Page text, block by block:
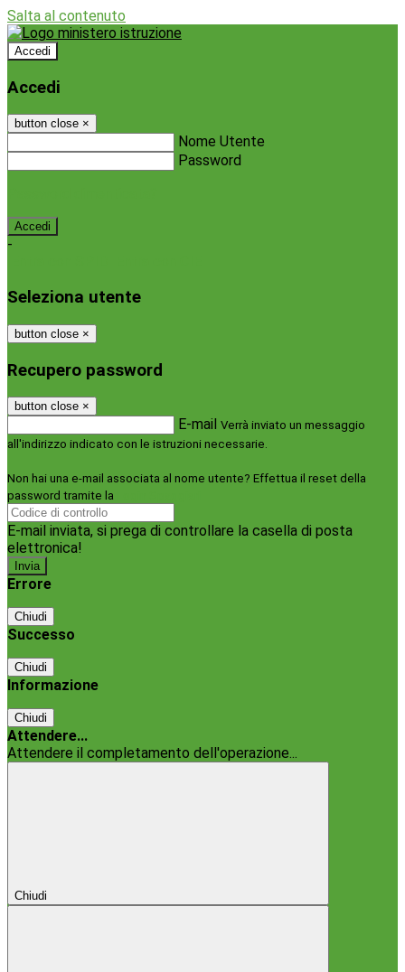
Salta al contenuto
Accedi
Accedi
button close ×
Nome Utente
Password
-
Seleziona utente
button close ×
Recupero password
button close ×
E-mail Verrà inviato un messaggio
all'indirizzo indicato con le istruzioni necessarie.
Non hai una e-mail associata al nome utente? Effettua il reset della
password tramite la
E-mail inviata, si prega di controllare la casella di posta
elettronica!
Errore
Chiudi
Successo
Chiudi
Informazione
Chiudi
Attendere...
Attendere il completamento dell'operazione...
Chiudi